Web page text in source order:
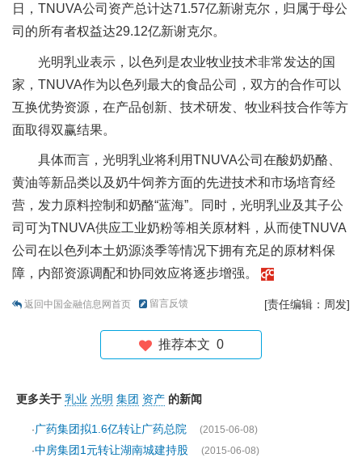
日，TNUVA公司资产总计达71.57亿新谢克尔，归属于母公
司的所有者权益达29.12亿新谢克尔。
光明乳业表示，以色列是农业牧业技术非常发达的国
家，TNUVA作为以色列最大的食品公司，双方的合作可以
互换优势资源，在产品创新、技术研发、牧业科技合作等方
面取得双赢结果。
具体而言，光明乳业将利用TNUVA公司在酸奶奶酪、
黄油等新品类以及奶牛饲养方面的先进技术和市场培育经
营，发力原料控制和奶酪“蓝海”。同时，光明乳业及其子公
司可为TNUVA供应工业奶粉等相关原材料，从而使TNUVA
公司在以色列本土奶源淡季等情况下拥有充足的原材料保
障，内部资源调配和协同效应将逐步增强。
返回中国金融信息网首页 留言反馈 [责任编辑：周发]
推荐本文 0
更多关于 乳业 光明 集团 资产 的新闻
· 广药集团拟1.6亿转让广药总院
(2015-06-08)
·中房集团1元转让湖南城建持股 (2015-06-08)